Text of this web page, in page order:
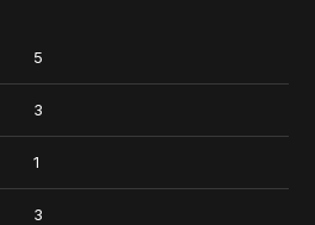
5
3
1
3